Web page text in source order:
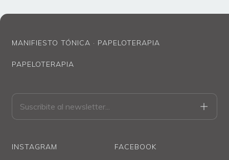
Favor de leer las
MANIFIESTO TÓNICA · PAPELOTERAPIA
PAPELOTERAPIA
INSTAGRAM FACEBOOK